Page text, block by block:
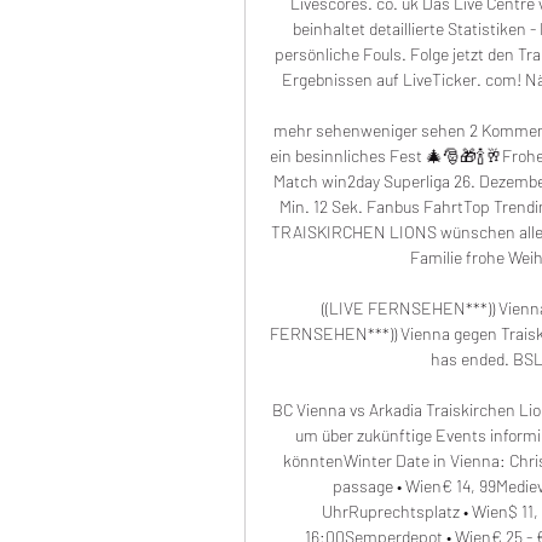
beinhaltet detaillierte Statistiken -
persönliche Fouls. Folge jetzt den
Ergebnissen auf LiveTicker. com!
mehr sehenweniger sehen 2
ein besinnliches Fest
Match win2day Superliga 26.
Min. 12 Sek. Fanbus FahrtTop
TRAISKIRCHEN LIONS wünschen
Familie frohe
((LIVE FERNSEHEN***))
FERNSEHEN***)) Vienna gegen
has ended.
BC Vienna vs Arkadia Traiskirchen
um über zukünftige Events
könntenWinter Date in Vienna:
passage • Wien€ 14,
UhrRuprechtsplatz • Wien$
16:00Semperdepot • Wien€ 25 -